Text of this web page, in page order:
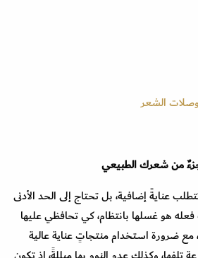
الشعر
من شعرك الطبيعي
عنايةً إضافية، بل تحتاج إلى الحد الأدنى
هو غسلها بانتظام، كي تحافظي عليها
مع ضرورة استخدام منتجاتٍ عناية عالية